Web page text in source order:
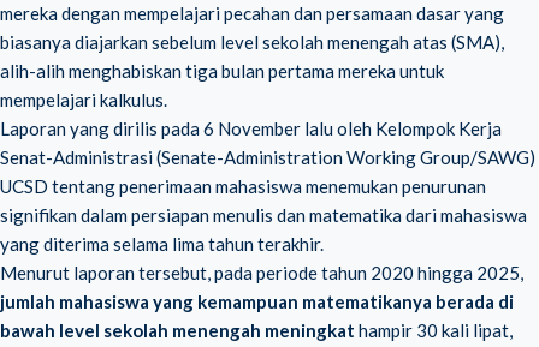
mereka dengan mempelajari pecahan dan persamaan dasar yang
biasanya diajarkan sebelum level sekolah menengah atas (SMA),
alih-alih menghabiskan tiga bulan pertama mereka untuk
mempelajari kalkulus.
Laporan yang dirilis pada 6 November lalu oleh Kelompok Kerja
Senat-Administrasi (Senate-Administration Working Group/SAWG)
UCSD tentang penerimaan mahasiswa menemukan penurunan
signifikan dalam persiapan menulis dan matematika dari mahasiswa
yang diterima selama lima tahun terakhir.
Menurut laporan tersebut, pada periode tahun 2020 hingga 2025,
jumlah mahasiswa yang kemampuan matematikanya berada di
bawah level sekolah menengah meningkat hampir 30 kali lipat,